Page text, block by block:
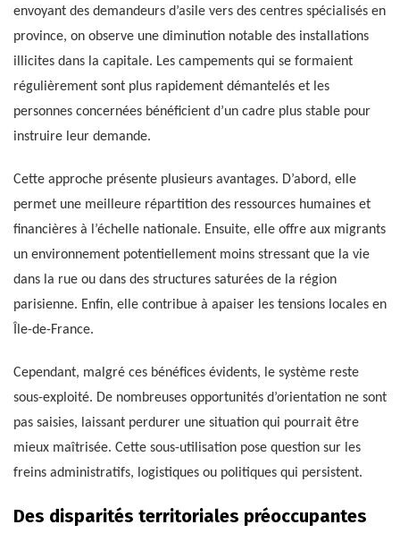
envoyant des demandeurs d’asile vers des centres spécialisés en
province, on observe une diminution notable des installations
illicites dans la capitale. Les campements qui se formaient
régulièrement sont plus rapidement démantelés et les
personnes concernées bénéficient d’un cadre plus stable pour
instruire leur demande.
Cette approche présente plusieurs avantages. D’abord, elle
permet une meilleure répartition des ressources humaines et
financières à l’échelle nationale. Ensuite, elle offre aux migrants
un environnement potentiellement moins stressant que la vie
dans la rue ou dans des structures saturées de la région
parisienne. Enfin, elle contribue à apaiser les tensions locales en
Île-de-France.
Cependant, malgré ces bénéfices évidents, le système reste
sous-exploité. De nombreuses opportunités d’orientation ne sont
pas saisies, laissant perdurer une situation qui pourrait être
mieux maîtrisée. Cette sous-utilisation pose question sur les
freins administratifs, logistiques ou politiques qui persistent.
Des disparités territoriales préoccupantes